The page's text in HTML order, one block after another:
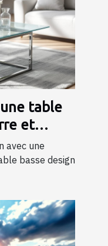
table
et
?
avec une
basse design